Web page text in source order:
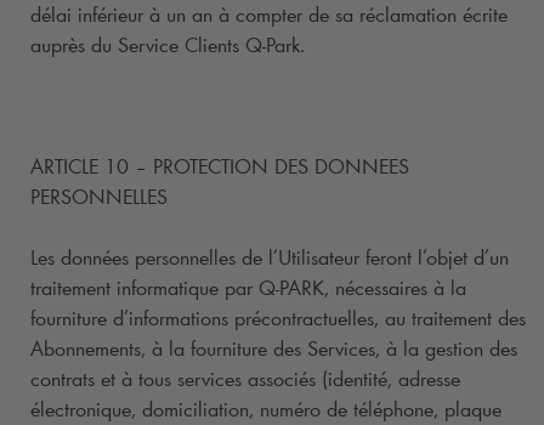
délai inférieur à un an à compter de sa réclamation écrite
auprès du Service Clients Q-Park.
ARTICLE 10 – PROTECTION DES DONNEES
PERSONNELLES
Les données personnelles de l’Utilisateur feront l’objet d’un
traitement informatique par Q-PARK, nécessaires à la
fourniture d’informations précontractuelles, au traitement des
Abonnements, à la fourniture des Services, à la gestion des
contrats et à tous services associés (identité, adresse
électronique, domiciliation, numéro de téléphone, plaque